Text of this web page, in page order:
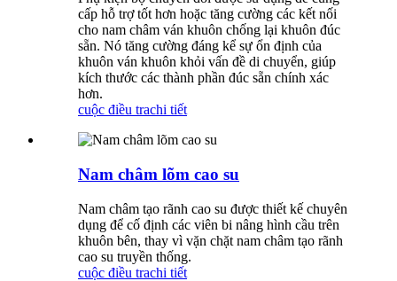
cấp hỗ trợ tốt hơn hoặc tăng cường các kết nối
cho nam châm ván khuôn chống lại khuôn đúc
sẵn. Nó tăng cường đáng kể sự ổn định của
khuôn ván khuôn khỏi vấn đề di chuyển, giúp
kích thước các thành phần đúc sẵn chính xác
hơn.
cuộc điều trachi tiết
Nam châm lõm cao su
Nam châm tạo rãnh cao su được thiết kế chuyên
dụng để cố định các viên bi nâng hình cầu trên
khuôn bên, thay vì vặn chặt nam châm tạo rãnh
cao su truyền thống.
cuộc điều trachi tiết